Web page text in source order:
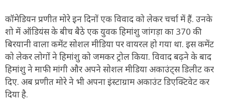
कॉमेडियन प्रणीत मोरे इन दिनों एक विवाद को लेकर चर्चा में हैं. उनके
शो में ऑडियंस के बीच बैठे एक युवक हिमांशु जांगड़ा का 370 की
बिरयानी वाला कमेंट सोशल मीडिया पर वायरल हो गया था. इस कमेंट
को लेकर लोगों ने हिमांशु को जमकर ट्रोल किया. विवाद बढ़ने के बाद
हिमांशु ने माफी मांगी और अपने सोशल मीडिया अकाउंट्स डिलीट कर
दिए. अब प्रणीत मोरे ने भी अपना इंस्टाग्राम अकाउंट डिएक्टिवेट कर
दिया है.